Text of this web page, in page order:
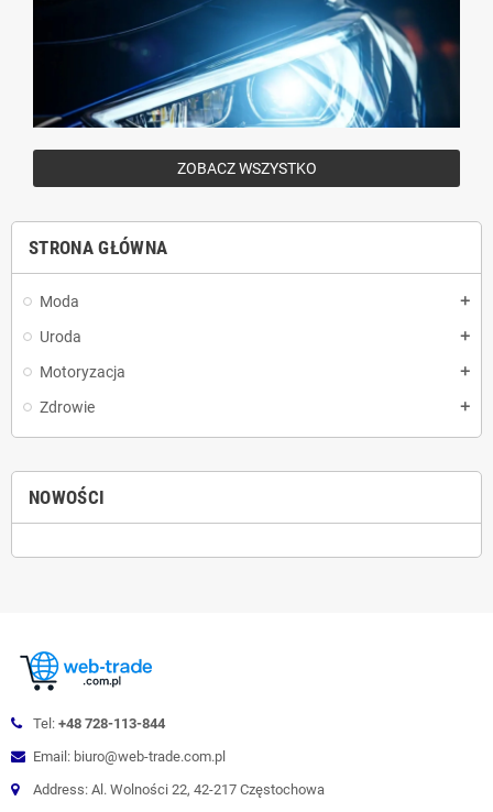
ZOBACZ WSZYSTKO
STRONA GŁÓWNA
Moda add
Uroda add
Motoryzacja add
Zdrowie add
NOWOŚCI
Tel: +48 728-113-844
Email: biuro@web-trade.com.pl
Address: Al. Wolności 22, 42-217 Częstochowa